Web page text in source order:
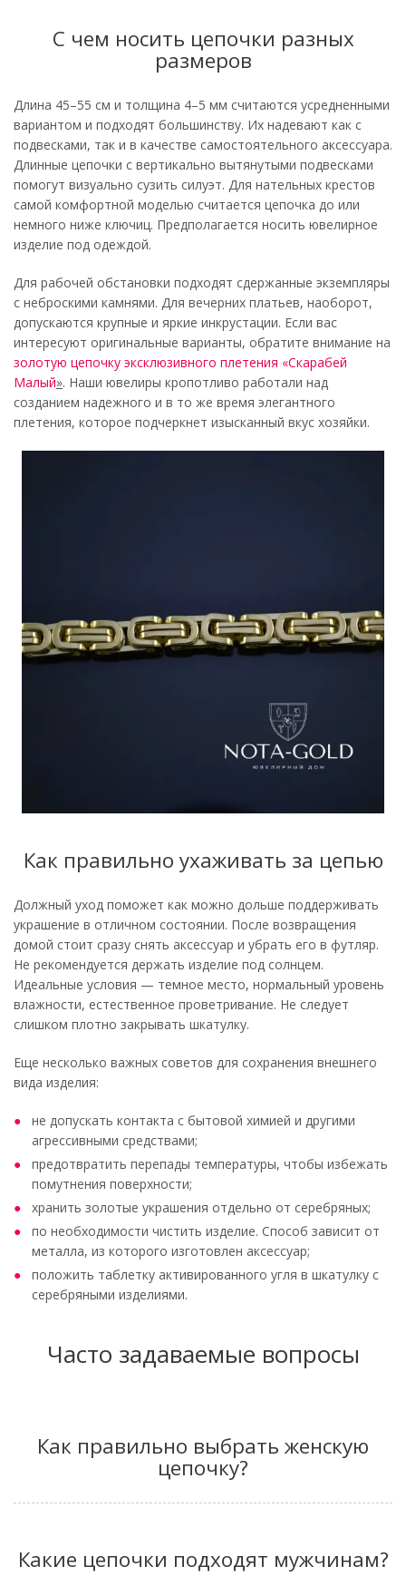
С чем носить цепочки разных
размеров
Длина 45–55 см и толщина 4–5 мм считаются усредненными
вариантом и подходят большинству. Их надевают как с
подвесками, так и в качестве самостоятельного аксессуара.
Длинные цепочки с вертикально вытянутыми подвесками
помогут визуально сузить силуэт. Для нательных крестов
самой комфортной моделью считается цепочка до или
немного ниже ключиц. Предполагается носить ювелирное
изделие под одеждой.
Для рабочей обстановки подходят сдержанные экземпляры
с неброскими камнями. Для вечерних платьев, наоборот,
допускаются крупные и яркие инкрустации. Если вас
интересуют оригинальные варианты, обратите внимание на
золотую цепочку эксклюзивного плетения «Скарабей
Малый». Наши ювелиры кропотливо работали над
созданием надежного и в то же время элегантного
плетения, которое подчеркнет изысканный вкус хозяйки.
Как правильно ухаживать за цепью
Должный уход поможет как можно дольше поддерживать
украшение в отличном состоянии. После возвращения
домой стоит сразу снять аксессуар и убрать его в футляр.
Не рекомендуется держать изделие под солнцем.
Идеальные условия — темное место, нормальный уровень
влажности, естественное проветривание. Не следует
слишком плотно закрывать шкатулку.
Еще несколько важных советов для сохранения внешнего
вида изделия:
не допускать контакта с бытовой химией и другими
агрессивными средствами;
предотвратить перепады температуры, чтобы избежать
помутнения поверхности;
хранить золотые украшения отдельно от серебряных;
по необходимости чистить изделие. Способ зависит от
металла, из которого изготовлен аксессуар;
положить таблетку активированного угля в шкатулку с
серебряными изделиями.
Часто задаваемые вопросы
Как правильно выбрать женскую
цепочку?
Какие цепочки подходят мужчинам?